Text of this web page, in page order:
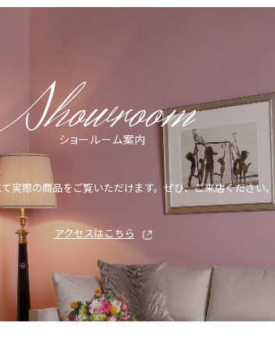
Showroom
ショールーム案内
実際の商品をご覧いただけます。 ぜひ、ご来店ください。
アクセスはこちら